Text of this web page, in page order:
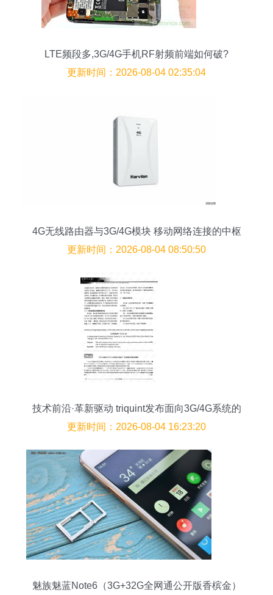
LTE频段多,3G/4G手机RF射频前端如何破?
更新时间：2026-08-04 02:35:04
4G无线路由器与3G/4G模块 移动网络连接的中枢
与心脏
更新时间：2026-08-04 08:50:50
技术前沿·革新驱动 triquint发布面向3G/4G系统的
下一代多模功率放大器模块
更新时间：2026-08-04 16:23:20
魅族魅蓝Note6（3G+32G全网通公开版香槟金）